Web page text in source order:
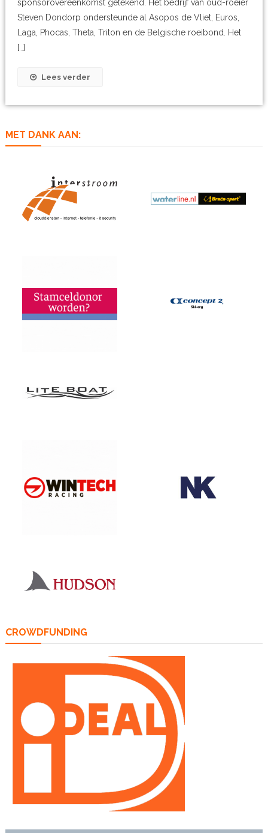
sponsorovereenkomst getekend. Het bedrijf van oud-roeier
Steven Dondorp ondersteunde al Asopos de Vliet, Euros,
Laga, Phocas, Theta, Triton en de Belgische roeibond. Het
[…]
Lees verder
MET DANK AAN:
CROWDFUNDING